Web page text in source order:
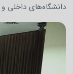
دانشگاه‌های داخلی